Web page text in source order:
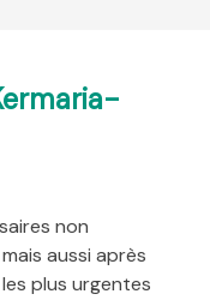
non
aussi après
plus urgentes